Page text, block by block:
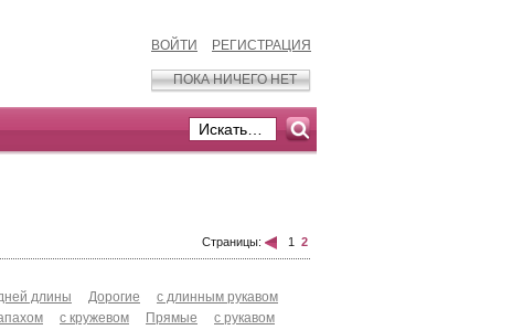
ВОЙТИ РЕГИСТРАЦИЯ
ПОКА НИЧЕГО НЕТ
Страницы: 1 2
длины Дорогие
с длинным рукавом
с кружевом Прямые
с рукавом